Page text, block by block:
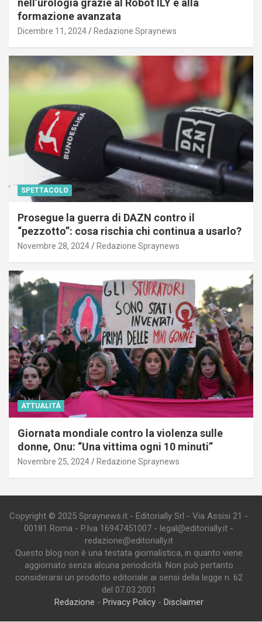
formazione avanzata
Dicembre 11, 2024 Redazione Spraynews
SPETTACOLO
Prosegue la guerra di DAZN contro il
“pezzotto”: cosa rischia chi continua a usarlo?
Novembre 28, 2024 Redazione Spraynews
ATTUALITÀ
Giornata mondiale contro la violenza sulle
donne, Onu: “Una vittima ogni 10 minuti”
Novembre 25, 2024 Redazione Spraynews
Copyright © 2025 Spraynews.it - Editorially Srl - Via Assisi 21 -
00181 Roma - P.Iva 16947451007 - legal@editorially.it -
redazione@editorially.it
Questo blog non è una testata giornalistica, in quanto viene
aggiornato senza alcuna periodicità. Non può pertanto
considerarsi un prodotto editoriale ai sensi della legge n. 62
del 07.03.2001
Redazione - Privacy Policy- Disclaimer